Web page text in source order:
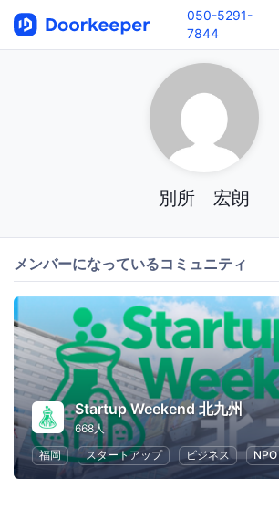
050-5291-
7844
別所 宏朗
メンバーになっているコミュニティ
Startup Weekend 北九州
668人
福岡
スタートアップ ビジネス NPO